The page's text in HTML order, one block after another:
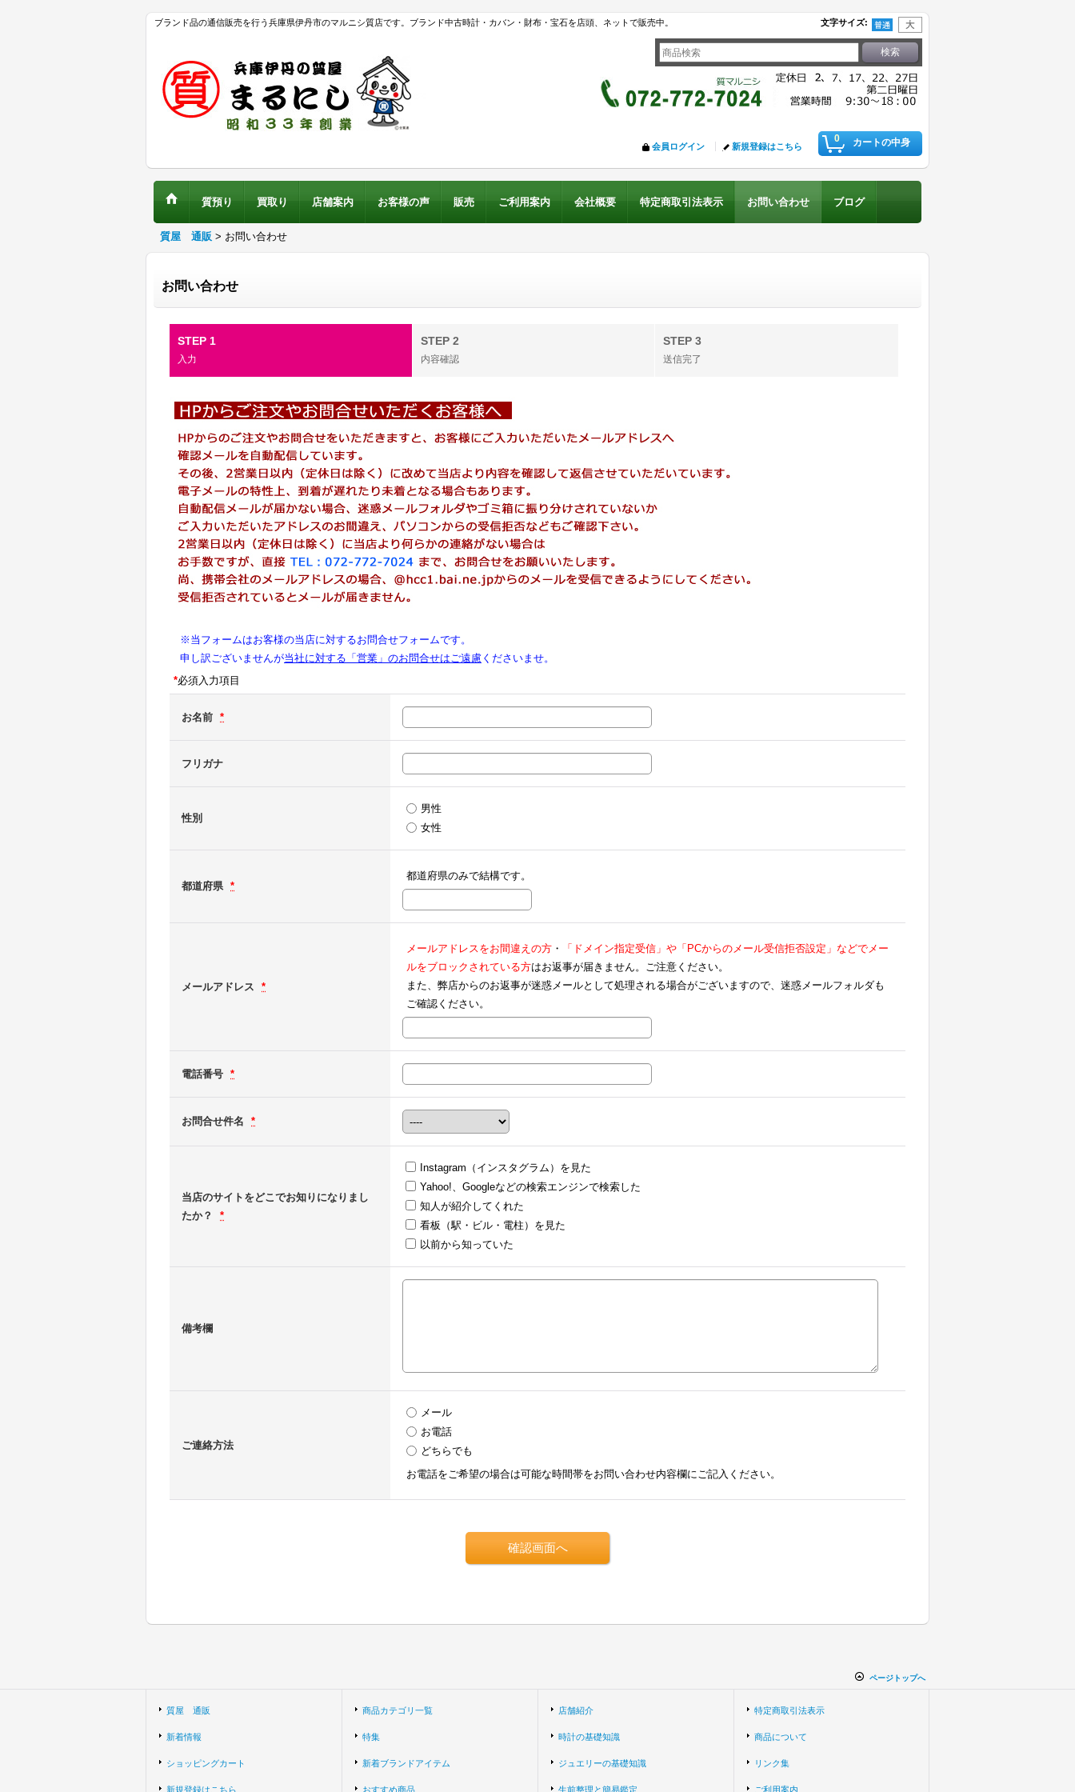
ブランド品の通信販売を行う兵庫県伊丹市のマルニシ質店です。ブランド中古時計・カバン・財布・宝石を店頭、ネットで販売中。 文字サイズ:
0 カートの中身
会員ログイン 新規登録はこちら
質預り 買取り 店舗案内 お客様の声 販売 ご利用案内 会社概要 特定商取引法表示 お問い合わせ ブログ
質屋 通販 > お問い合わせ
お問い合わせ
STEP 1
入力
STEP 2
内容確認
STEP 3
送信完了
※当フォームはお客様の当店に対するお問合せフォームです。
申し訳ございませんが当社に対する「営業」のお問合せはご遠慮 くださいませ。
*必須入力項目
お名前 *
フリガナ
性別
男性
女性
都道府県 *
都道府県のみで結構です。
メールアドレス *
メールアドレスをお間違えの方 ・
「ドメイン指定受信」や「PCからのメール受信拒否設定」などでメー
ルをブロックされている方はお返事が届きません。ご注意ください。
また、弊店からのお返事が迷惑メールとして処理される場合がございますので、迷惑メールフォルダも
ご確認ください。
電話番号 *
お問合せ件名 *
当店のサイトをどこでお知りになりまし
たか？
*
Instagram（インスタグラム）を見た
Yahoo!、Googleなどの検索エンジンで検索した
知人が紹介してくれた
看板（駅・ビル・電柱）を見た
以前から知っていた
備考欄
ご連絡方法
メール
お電話
どちらでも
お電話をご希望の場合は可能な時間帯をお問い合わせ内容欄にご記入ください。
ページトップへ
質屋 通販
新着情報
ショッピングカート
新規登録はこちら
商品カテゴリ一覧
特集
新着ブランドアイテム
おすすめ商品
店舗紹介
時計の基礎知識
ジュエリーの基礎知識
生前整理と簡易鑑定
特定商取引法表示
商品について
リンク集
ご利用案内